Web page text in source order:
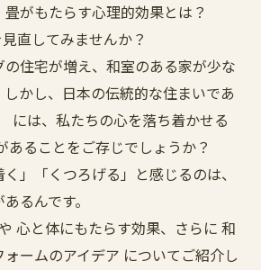
がもたらす心理的効果とは？
直してみませんか？
住宅が増え、和室のある家が少な
かし、日本の伝統的な住まいであ
には、私たちの心を落ち着かせる
あることをご存じでしょうか？
く」「くつろげる」と感じるのは、
るんです。
心と体にもたらす効果、さらに 和
ームのアイデア についてご紹介し